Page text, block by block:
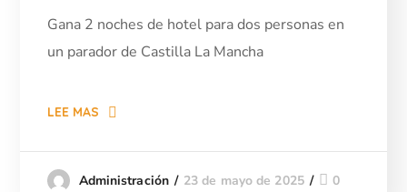
Gana 2 noches de hotel para dos personas en
un parador de Castilla La Mancha
LEE MAS
Administración 23 de mayo de 2025 0